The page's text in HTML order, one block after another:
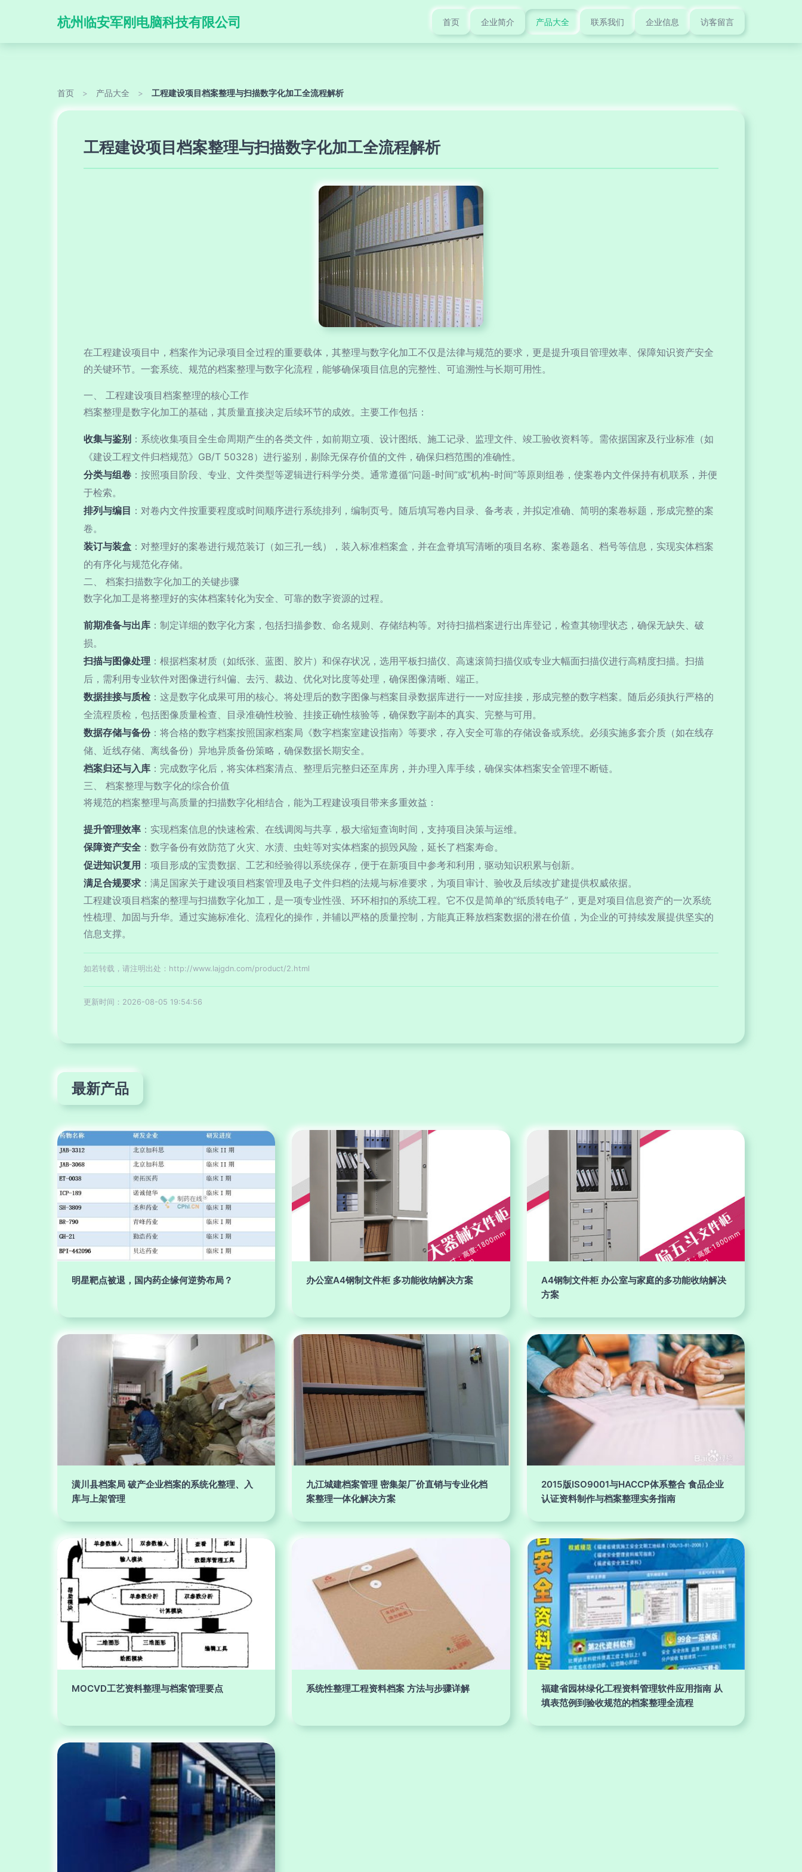
杭州临安军刚电脑科技有限公司 首页 企业简介 产品大全 联系我们 企业信息 访客留言
首页 > 产品大全 > 工程建设项目档案整理与扫描数字化加工全流程解析
工程建设项目档案整理与扫描数字化加工全流程解析
在工程建设项目中，档案作为记录项目全过程的重要载体，其整理与数字化加工不仅是法律与规范的要求，更是提升项目管理效率、保障知识资产安全
的关键环节。一套系统、规范的档案整理与数字化流程，能够确保项目信息的完整性、可追溯性与长期可用性。
一、 工程建设项目档案整理的核心工作
档案整理是数字化加工的基础，其质量直接决定后续环节的成效。主要工作包括：
收集与鉴别 ：系统收集项目全生命周期产生的各类文件，如前期立项、设计图纸、施工记录、监理文件、竣工验收资料等。需依据国家及行业标准（如
《建设工程文件归档规范》GB/T 50328）进行鉴别，剔除无保存价值的文件，确保归档范围的准确性。
分类与组卷 ：按照项目阶段、专业、文件类型等逻辑进行科学分类。通常遵循“问题-时间”或“机构-时间”等原则组卷，使案卷内文件保持有机联系，并便
于检索。
排列与编目 ：对卷内文件按重要程度或时间顺序进行系统排列，编制页号。随后填写卷内目录、备考表，并拟定准确、简明的案卷标题，形成完整的案
卷。
装订与装盒 ：对整理好的案卷进行规范装订（如三孔一线），装入标准档案盒，并在盒脊填写清晰的项目名称、案卷题名、档号等信息，实现实体档案
的有序化与规范化存储。
二、 档案扫描数字化加工的关键步骤
数字化加工是将整理好的实体档案转化为安全、可靠的数字资源的过程。
前期准备与出库 ：制定详细的数字化方案，包括扫描参数、命名规则、存储结构等。对待扫描档案进行出库登记，检查其物理状态，确保无缺失、破
损。
扫描与图像处理 ：根据档案材质（如纸张、蓝图、胶片）和保存状况，选用平板扫描仪、高速滚筒扫描仪或专业大幅面扫描仪进行高精度扫描。扫描
后，需利用专业软件对图像进行纠偏、去污、裁边、优化对比度等处理，确保图像清晰、端正。
数据挂接与质检：这是数字化成果可用的核心。将处理后的数字图像与档案目录数据库进行一一对应挂接，形成完整的数字档案。随后必须执行严格的
全流程质检，包括图像质量检查、目录准确性校验、挂接正确性核验等，确保数字副本的真实、完整与可用。
数据存储与备份：将合格的数字档案按照国家档案局《数字档案室建设指南》等要求，存入安全可靠的存储设备或系统。必须实施多套介质（如在线存
储、近线存储、离线备份）异地异质备份策略，确保数据长期安全。
档案归还与入库 ：完成数字化后，将实体档案清点、整理后完整归还至库房，并办理入库手续，确保实体档案安全管理不断链。
三、 档案整理与数字化的综合价值
将规范的档案整理与高质量的扫描数字化相结合，能为工程建设项目带来多重效益：
提升管理效率 ：实现档案信息的快速检索、在线调阅与共享，极大缩短查询时间，支持项目决策与运维。
保障资产安全 ：数字备份有效防范了火灾、水渍、虫蛀等对实体档案的损毁风险，延长了档案寿命。
促进知识复用 ：项目形成的宝贵数据、工艺和经验得以系统保存，便于在新项目中参考和利用，驱动知识积累与创新。
满足合规要求 ：满足国家关于建设项目档案管理及电子文件归档的法规与标准要求，为项目审计、验收及后续改扩建提供权威依据。
工程建设项目档案的整理与扫描数字化加工，是一项专业性强、环环相扣的系统工程。它不仅是简单的“纸质转电子”，更是对项目信息资产的一次系统
性梳理、加固与升华。通过实施标准化、流程化的操作，并辅以严格的质量控制，方能真正释放档案数据的潜在价值，为企业的可持续发展提供坚实的
信息支撑。
如若转载，请注明出处：http://www.lajgdn.com/product/2.html
更新时间：2026-08-05 19:54:56
最新产品
明星靶点被退，国内药企缘何逆势布局？ 办公室A4钢制文件柜 多功能收纳解决方案
A4钢制文件柜 办公室与家庭的多功能收纳解决
方案
潢川县档案局 破产企业档案的系统化整理、入
库与上架管理
九江城建档案管理 密集架厂价直销与专业化档
案整理一体化解决方案
2015版ISO9001与HACCP体系整合 食品企业
认证资料制作与档案整理实务指南
MOCVD工艺资料整理与档案管理要点 系统性整理工程资料档案 方法与步骤详解
福建省园林绿化工程资料管理软件应用指南 从
填表范例到验收规范的档案整理全流程